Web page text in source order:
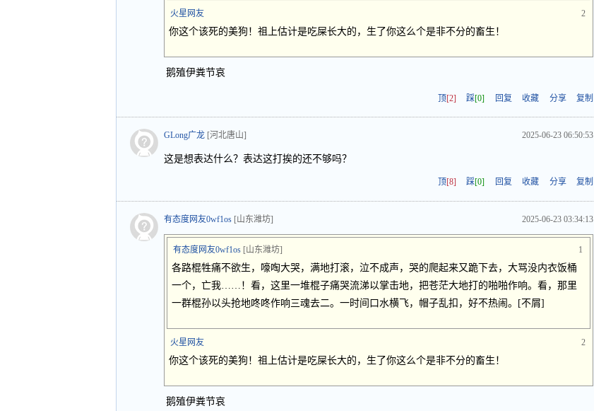
火星网友 2
你这个该死的美狗！祖上估计是吃屎长大的，生了你这么个是非不分的畜生！
鹅殖伊粪节哀
顶[2] 踩[0] 回复 收藏 分享 复制
GLong广龙 [河北唐山] 2025-06-23 06:50:53
这是想表达什么？表达这打挨的还不够吗？
顶[8] 踩[0] 回复 收藏 分享 复制
有态度网友0wf1os [山东潍坊] 2025-06-23 03:34:13
有态度网友0wf1os [山东潍坊] 1
各路棍牲痛不欲生，嚎啕大哭，满地打滚，泣不成声，哭的爬起来又跪下去，大骂没内衣饭桶
一个，亡我……！看，这里一堆棍子痛哭流涕以掌击地，把苍茫大地打的啪啪作响。看，那里
一群棍孙以头抢地咚咚作响三魂去二。一时间口水横飞，帽子乱扣，好不热闹。[不屑]
火星网友 2
你这个该死的美狗！祖上估计是吃屎长大的，生了你这么个是非不分的畜生！
鹅殖伊粪节哀